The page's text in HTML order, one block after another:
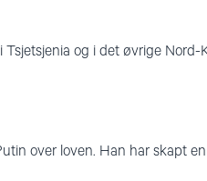
og i det øvrige
over loven. Han har skapt